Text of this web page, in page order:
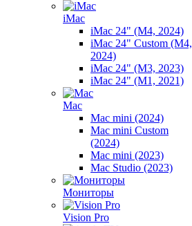
iMac
iMac 24" (M4, 2024)
iMac 24" Custom (M4,
2024)
iMac 24" (M3, 2023)
iMac 24" (M1, 2021)
Mac
Mac mini (2024)
Mac mini Custom
(2024)
Mac mini (2023)
Mac Studio (2023)
Мониторы
Vision Pro